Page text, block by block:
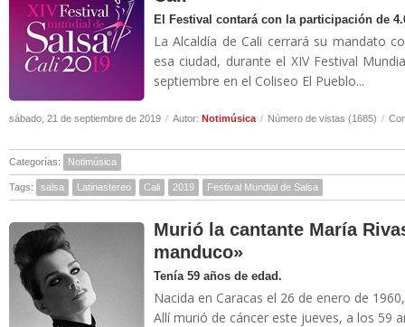
El Festival contará con la participación de
La Alcaldía de Cali cerrará su mandato
esa ciudad, durante el XIV Festival
septiembre en el Coliseo El Pueblo...
sábado, 21 de septiembre de 2019 / Autor: Notimúsica / Número de vistas (1685) /
Categorías: Notimúsica
Tags: salsa Latinastereo Cali 2019 Festival Mundial de Salsa
Murió la cantante María
manduco»
Tenía 59 años de edad.
Nacida en Caracas el 26 de enero de
Allí murió de cáncer este jueves, a los 59